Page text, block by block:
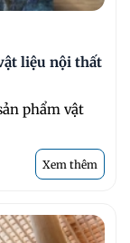
liệu nội thất
phẩm vật
Xem thêm